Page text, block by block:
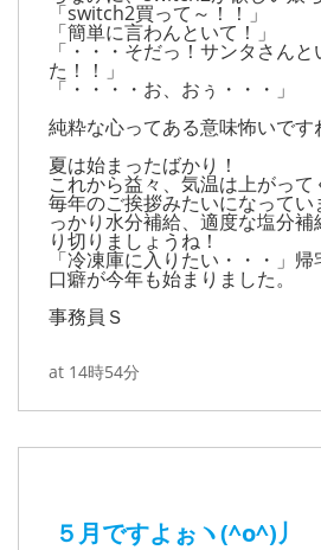
「switch2買って～！！」
「簡単に言わんといて！」
「・・・そだっ！サンタさん
た！！」
「・・・・お、おぅ・・・」
純粋な心ってある意味怖いです
夏は始まったばかり！
これから益々、気温は上がって
毎年のご挨拶みたいになってい
っかり水分補給、適度な塩分
り切りましょうね！
「冷凍庫に入りたい・・・」
口癖が今年も始まりました。
事務員Ｓ
at 14時54分
５月ですよぉヽ(^o^)丿